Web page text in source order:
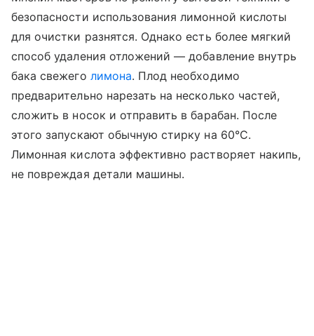
безопасности использования лимонной кислоты
для очистки разнятся. Однако есть более мягкий
способ удаления отложений — добавление внутрь
бака свежего лимона. Плод необходимо
предварительно нарезать на несколько частей,
сложить в носок и отправить в барабан. После
этого запускают обычную стирку на 60°С.
Лимонная кислота эффективно растворяет накипь,
не повреждая детали машины.